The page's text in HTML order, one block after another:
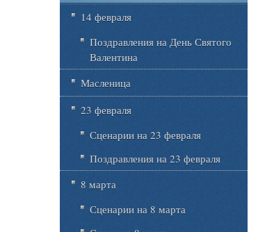
14 февраля
Поздравления на День Святого
Валентина
Масленица
23 февраля
Сценарии на 23 февраля
Поздравления на 23 февраля
8 марта
Сценарии на 8 марта